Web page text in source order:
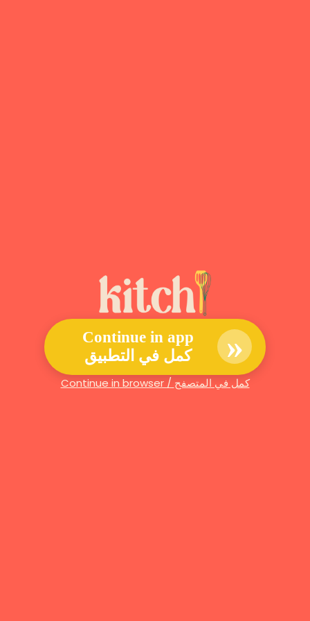
Continue in app
كمل في التطبيق
»
Continue in browser / كمل في المتصفح